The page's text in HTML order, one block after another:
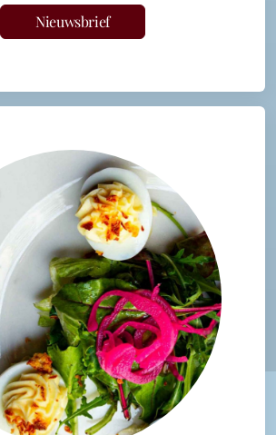
Nieuwsbrief